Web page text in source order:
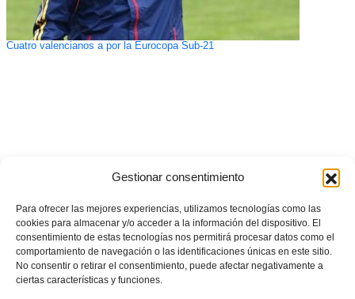
Gestionar consentimiento
Para ofrecer las mejores experiencias, utilizamos tecnologías como las
cookies para almacenar y/o acceder a la información del dispositivo. El
consentimiento de estas tecnologías nos permitirá procesar datos como el
comportamiento de navegación o las identificaciones únicas en este sitio.
No consentir o retirar el consentimiento, puede afectar negativamente a
ciertas características y funciones.
Cuatro valencianos a por la Eurocopa Sub-21